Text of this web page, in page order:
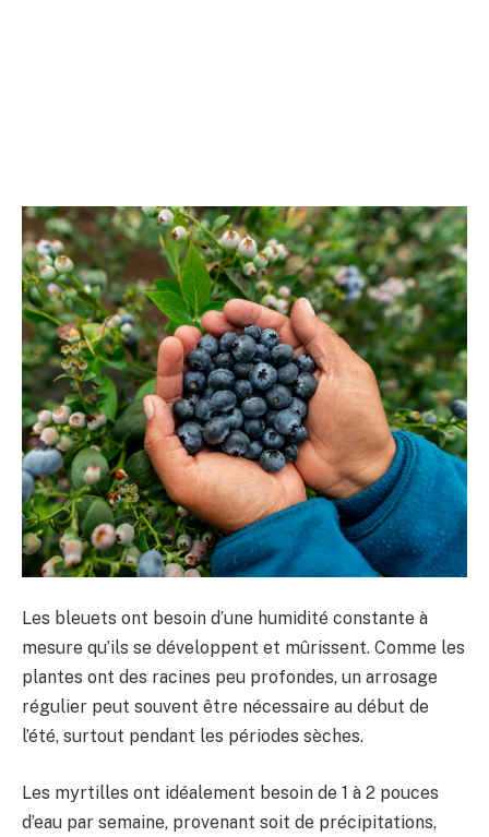
Les bleuets ont besoin d’une humidité constante à
mesure qu’ils se développent et mûrissent. Comme les
plantes ont des racines peu profondes, un arrosage
régulier peut souvent être nécessaire au début de
l’été, surtout pendant les périodes sèches.
Les myrtilles ont idéalement besoin de 1 à 2 pouces
d’eau par semaine, provenant soit de précipitations,